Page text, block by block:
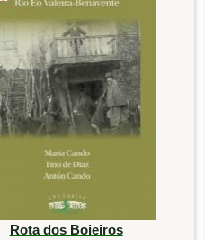
Rota dos Boieiros